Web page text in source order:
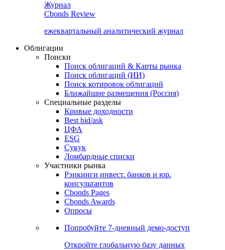
Журнал
Cbonds Review
ежеквартальный аналитический журнал
Облигации
Поиски
Поиск облигаций & Карты рынка
Поиск облигаций (ИИ)
Поиск котировок облигаций
Ближайшие размещения (Россия)
Специальные разделы
Кривые доходности
Best bid/ask
ЦФА
ESG
Сукук
Ломбардные списки
Участники рынка
Рэнкинги инвест. банков и юр.
консультантов
Cbonds Pages
Cbonds Awards
Опросы
Попробуйте 7-дневный демо-доступ
Откройте глобальную базу данных